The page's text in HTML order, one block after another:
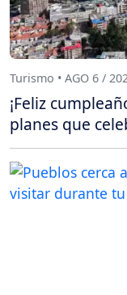
Turismo • AGO 6 /
¡Feliz
planes que